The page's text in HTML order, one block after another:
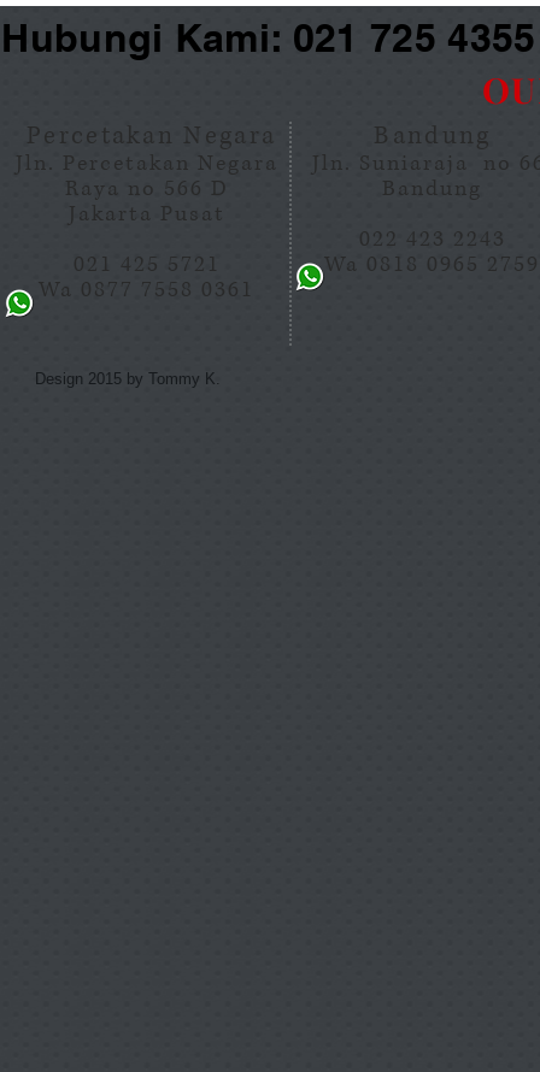
Kami: 021 725
Percetakan Negara
Jln. Percetakan Negara
Raya no 566 D
Jakarta Pusat
021 425 5721
Wa 0877 7558 0361
Bandung
Jln. Suniaraja no
Bandung
022 423 2243
Wa 0818 0965 2759
Design 2015 by Tommy K.